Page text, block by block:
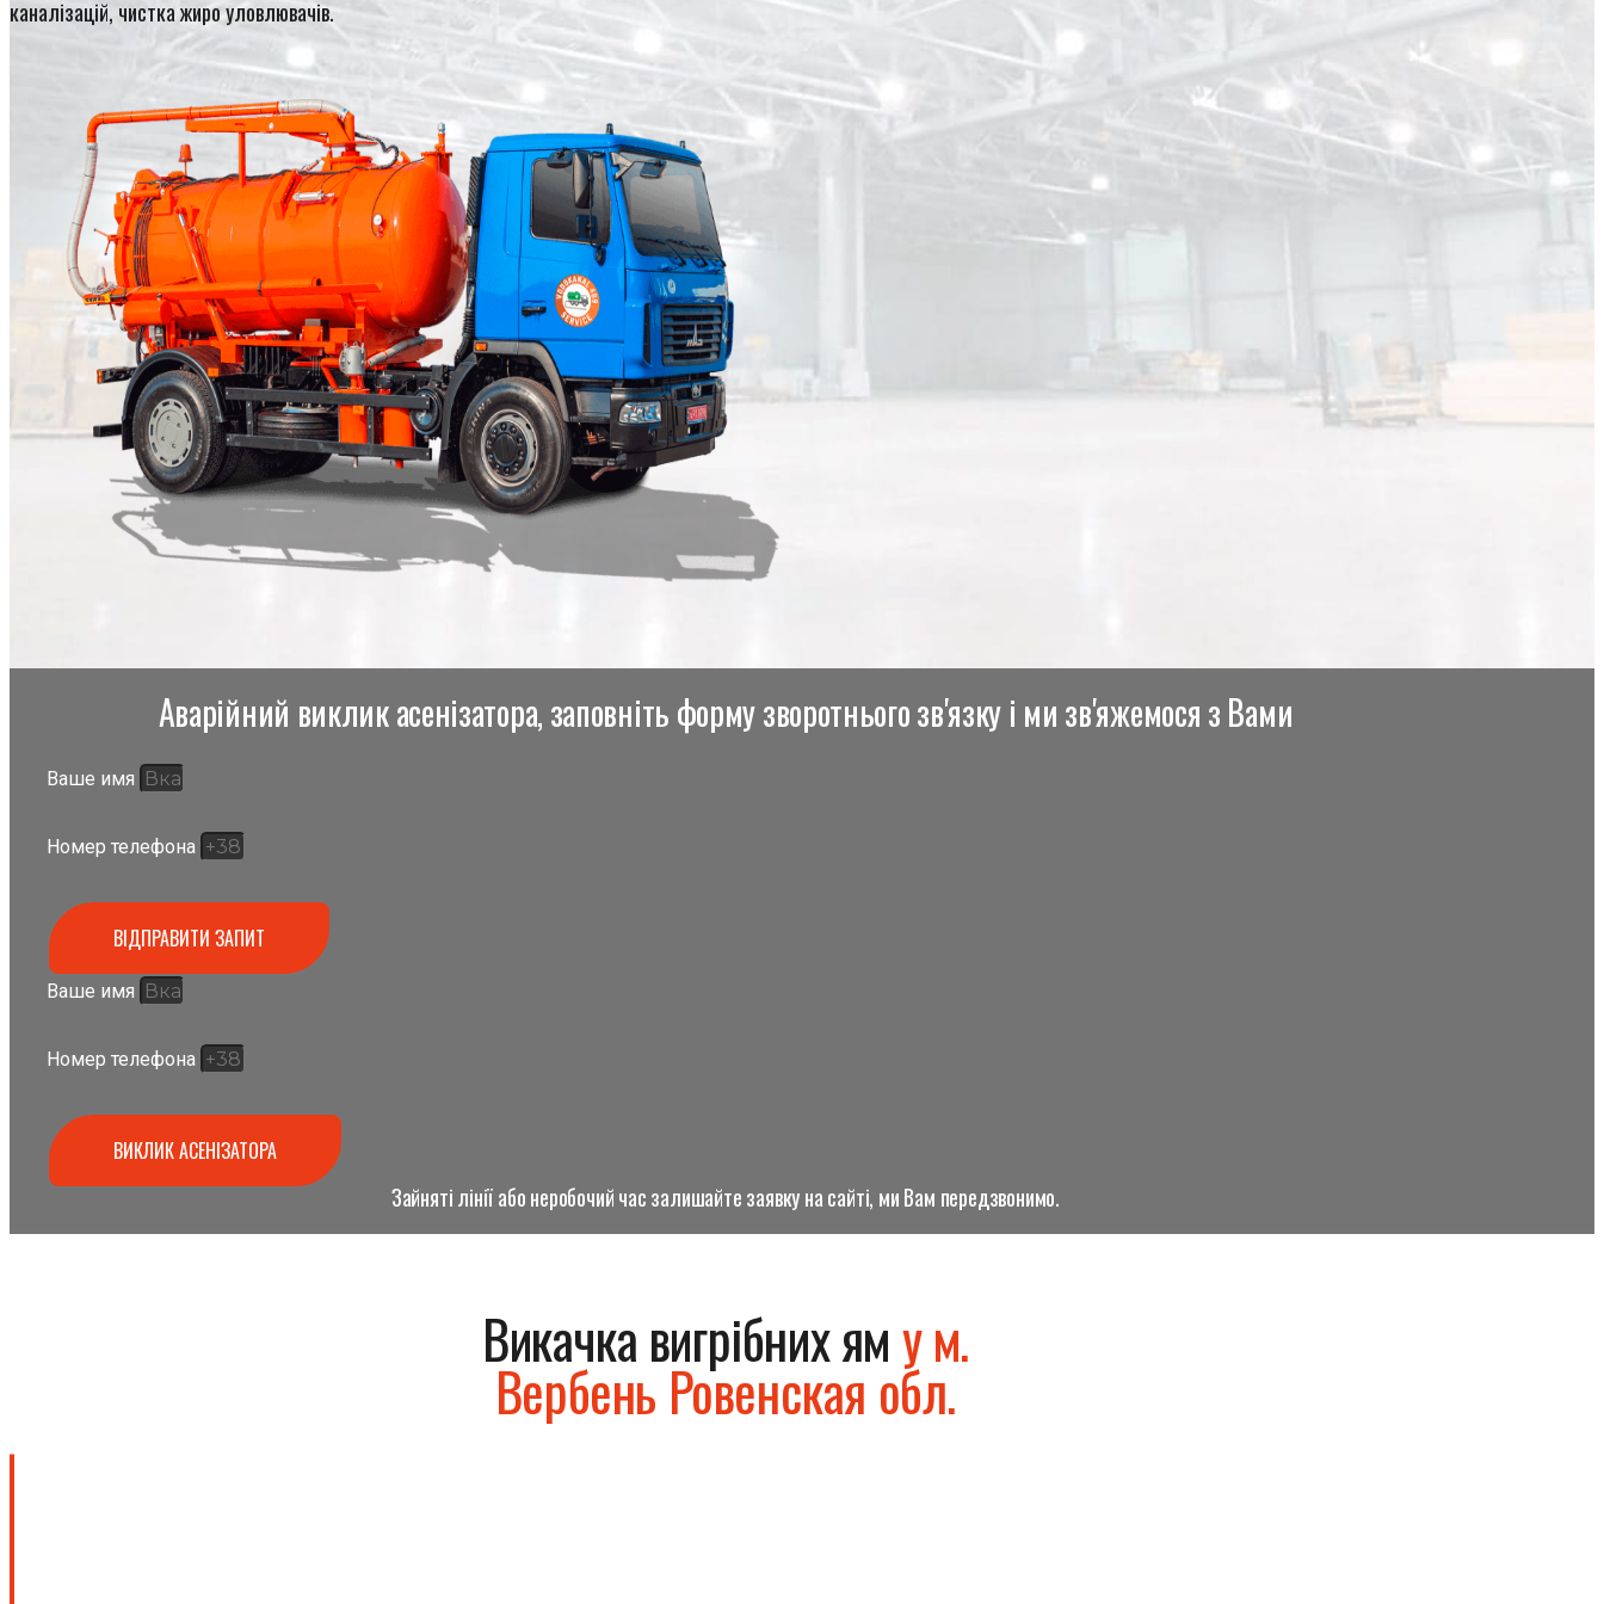
каналізацій, чистка жиро уловлювачів.
Аварійний виклик асенізатора, заповніть форму зворотнього зв'язку і ми зв'яжемося з Вами
Ваше имя
Номер телефона
ВІДПРАВИТИ ЗАПИТ
Ваше имя
Номер телефона
ВИКЛИК АСЕНІЗАТОРА
Зайняті лінії або неробочий час залишайте заявку на сайті, ми Вам передзвонимо.
Викачка вигрібних яму м.
Вербень Ровенская обл.